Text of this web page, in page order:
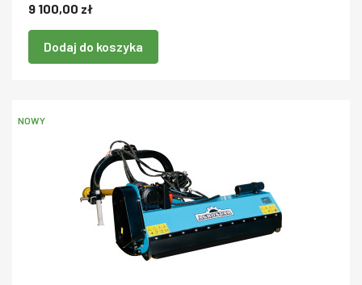
9 100,00 zł
Dodaj do koszyka
NOWY